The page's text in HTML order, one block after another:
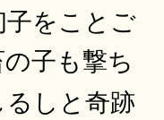
をことご
子も撃ち
しと奇跡